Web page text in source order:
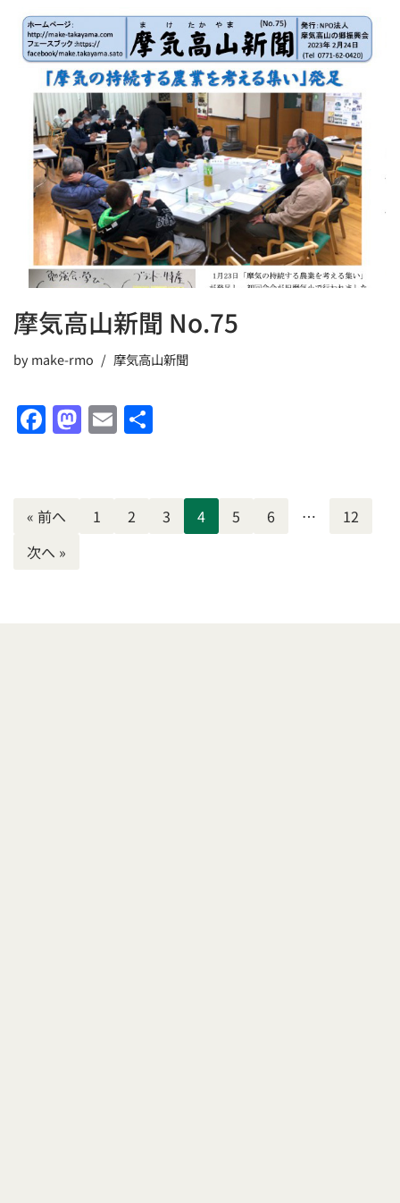
c
e
b
o
o
k
st
o
d
o
n
ai
l
摩気高山新聞 No.75
bymake-rmo 摩気高山新聞
F
a
e
b
o
M
a
o
d
E
m
« 前へ 1 2 3 4 5 6 …
12
次へ »